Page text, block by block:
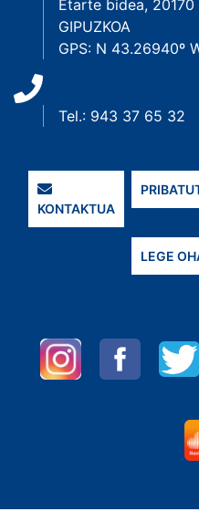
Etarte bidea, 20170
GIPUZKOA
GPS: N 43.26940º
Tel.: 943 37 65 32
KONTAKTUA
LEGE